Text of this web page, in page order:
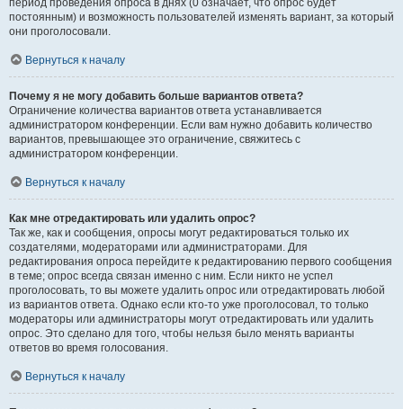
период проведения опроса в днях (0 означает, что опрос будет
постоянным) и возможность пользователей изменять вариант, за который
они проголосовали.
Вернуться к началу
Почему я не могу добавить больше вариантов ответа?
Ограничение количества вариантов ответа устанавливается
администратором конференции. Если вам нужно добавить количество
вариантов, превышающее это ограничение, свяжитесь с
администратором конференции.
Вернуться к началу
Как мне отредактировать или удалить опрос?
Так же, как и сообщения, опросы могут редактироваться только их
создателями, модераторами или администраторами. Для
редактирования опроса перейдите к редактированию первого сообщения
в теме; опрос всегда связан именно с ним. Если никто не успел
проголосовать, то вы можете удалить опрос или отредактировать любой
из вариантов ответа. Однако если кто-то уже проголосовал, то только
модераторы или администраторы могут отредактировать или удалить
опрос. Это сделано для того, чтобы нельзя было менять варианты
ответов во время голосования.
Вернуться к началу